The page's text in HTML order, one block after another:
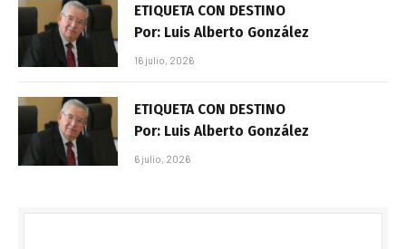
ETIQUETA CON DESTINO
Por: Luis Alberto González
16 julio, 2026
ETIQUETA CON DESTINO
Por: Luis Alberto González
6 julio, 2026